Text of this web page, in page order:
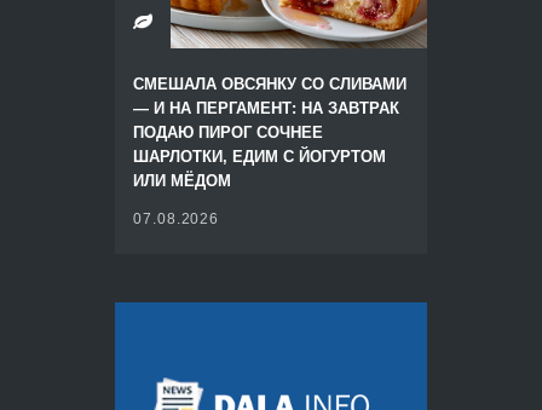
СМЕШАЛА ОВСЯНКУ СО СЛИВАМИ
— И НА ПЕРГАМЕНТ: НА ЗАВТРАК
ПОДАЮ ПИРОГ СОЧНЕЕ
ШАРЛОТКИ, ЕДИМ С ЙОГУРТОМ
ИЛИ МЁДОМ
07.08.2026